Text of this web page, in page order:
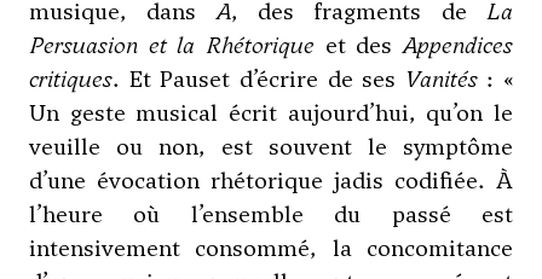
musique, dansA, des fragments deLa
Persuasion et la Rhétorique et desAppendices
critiques. Et Pauset d’écrire de ses Vanités: «
Un geste musical écrit aujourd’hui, qu’on le
veuille ou non, est souvent le symptôme
d’une évocation rhétorique jadis codifiée. À
l’heure où l’ensemble du passé est
intensivement consommé, la concomitance